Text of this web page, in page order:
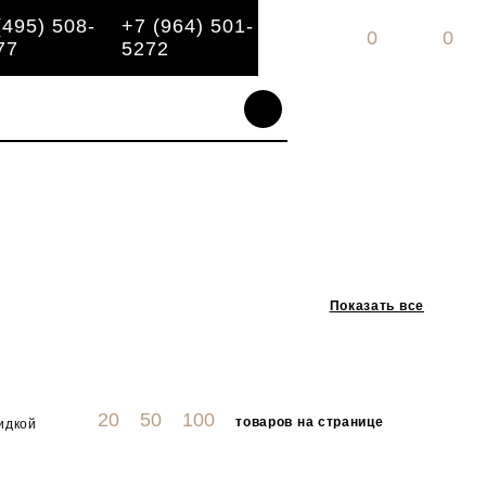
0
0
508-
+7 (964) 501-
5272
Показать все
20 50 100 товаров на странице